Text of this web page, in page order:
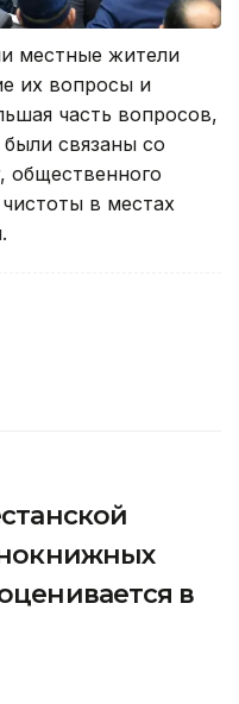
местные жители
их вопросы и
часть вопросов,
связаны со
общественного
в местах
в